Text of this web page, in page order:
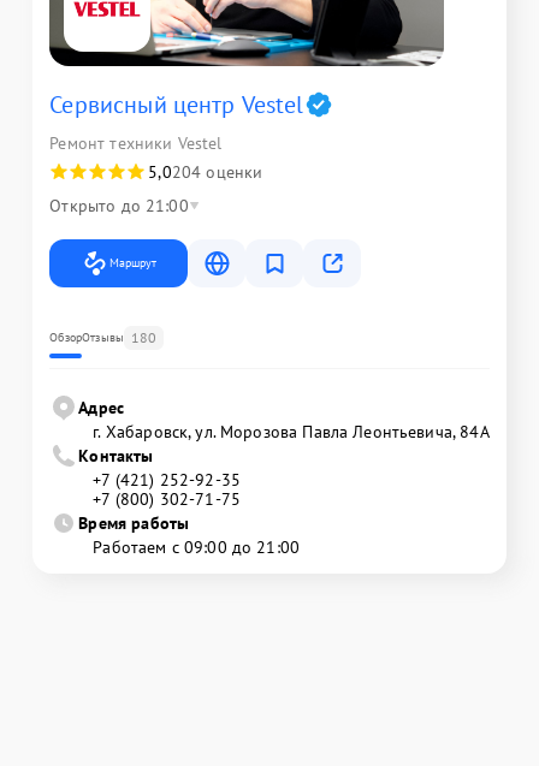
Сервисный центр Vestel
Ремонт техники Vestel
5,0204 оценки
Открыто до 21:00
Маршрут
ОбзорОтзывы 180
Адрес
г. Хабаровск, ул. Морозова Павла Леонтьевича, 84А
Контакты
+7 (421) 252-92-35
+7 (800) 302-71-75
Время работы
Работаем с 09:00 до 21:00